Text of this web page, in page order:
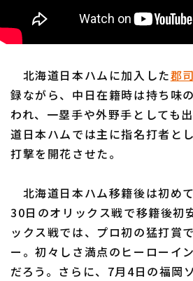
北海道日本ハムに加入した郡
録ながら、中日在籍時は持ち味
われ、一塁手や外野手としても
道日本ハムでは主に指名打者と
打撃を開花させた。
北海道日本ハム移籍後は初め
30日のオリックス戦で移籍後初
ックス戦では、プロ初の猛打賞
ー。初々しさ満点のヒーローイ
だろう。さらに、7月4日の福岡